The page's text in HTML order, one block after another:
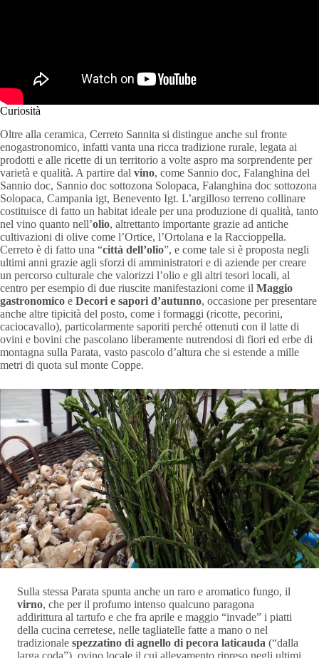
Curiosità
Oltre alla ceramica, Cerreto Sannita si distingue anche sul fronte
enogastronomico, infatti vanta una ricca tradizione rurale, legata ai
prodotti e alle ricette di un territorio a volte aspro ma sorprendente per
varietà e qualità. A partire dal vino, come Sannio doc, Falanghina del
Sannio doc, Sannio doc sottozona Solopaca, Falanghina doc sottozona
Solopaca, Campania igt, Benevento Igt. L’argilloso terreno collinare
costituisce di fatto un habitat ideale per una produzione di qualità, tanto
nel vino quanto nell’olio, altrettanto importante grazie ad antiche
cultivazioni di olive come l’Ortice, l’Ortolana e la Raccioppella.
Cerreto è di fatto una “città dell’olio”, e come tale si è proposta negli
ultimi anni grazie agli sforzi di amministratori e di aziende per creare
un percorso culturale che valorizzi l’olio e gli altri tesori locali, al
centro per esempio di due riuscite manifestazioni come il Maggio
gastronomico e Decori e sapori d’autunno, occasione per presentare
anche altre tipicità del posto, come i formaggi (ricotte, pecorini,
caciocavallo), particolarmente saporiti perché ottenuti con il latte di
ovini e bovini che pascolano liberamente nutrendosi di fiori ed erbe di
montagna sulla Parata, vasto pascolo d’altura che si estende a mille
metri di quota sul monte Coppe.
Sulla stessa Parata spunta anche un raro e aromatico fungo, il
virno, che per il profumo intenso qualcuno paragona
addirittura al tartufo e che fra aprile e maggio “invade” i piatti
della cucina cerretese, nelle tagliatelle fatte a mano o nel
tradizionale spezzatino di agnello di pecora laticauda (“dalla
larga coda”), ovino locale il cui allevamento ripreso negli ultimi